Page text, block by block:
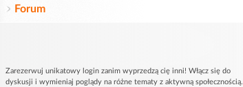
Forum
Zarezerwuj unikatowy login zanim wyprzedzą cię inni! Włącz się do
dyskusji i wymieniaj poglądy na różne tematy z aktywną społecznością.